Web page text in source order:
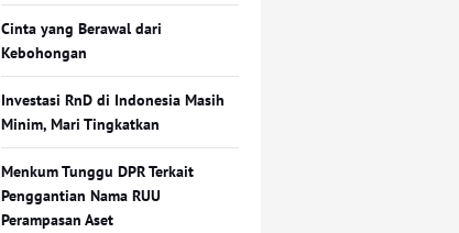
Cinta yang Berawal dari
Kebohongan
Investasi RnD di Indonesia Masih
Minim, Mari Tingkatkan
Menkum Tunggu DPR Terkait
Penggantian Nama RUU
Perampasan Aset